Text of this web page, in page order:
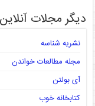
دیگر مجلات
نشریه شناسه
مجله مطالعات خواندن
آی بولتن
کتابخانه خوب